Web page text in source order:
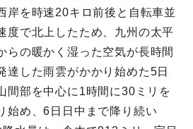
岸を時速20キロ前後と自転車並
度で北上したため、九州の太平
らの暖かく湿った空気が長時間
達した雨雲がかかり始めた5日
間部を中心に1時間に30ミリを
始め、6日日中まで降り続い